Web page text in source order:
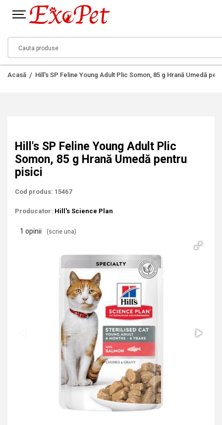
Acasă Hill's SP Feline Young Adult Plic Somon, 85 g Hrană Umedă
Hill's SP Feline Young Adult Plic
Somon, 85 g Hrană Umedă pentru
pisici
Cod produs: 15467
Producator: Hill's Science Plan
1 opinii (scrie una)